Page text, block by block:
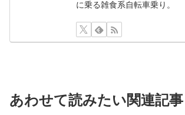
に乗る雑食系自転車乗り。
あわせて読みたい関連記事